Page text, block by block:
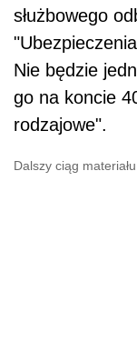
służbowego
Nie będzie
go na koncie
rodzajowe".
Dalszy ciąg